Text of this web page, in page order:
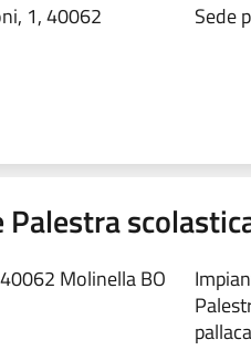
1, 40062
Sede
Molinella BO